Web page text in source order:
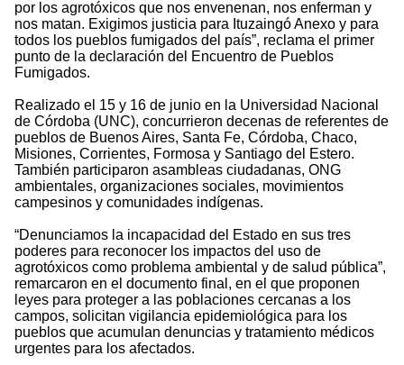
por los agrotóxicos que nos envenenan, nos enferman y
nos matan. Exigimos justicia para Ituzaingó Anexo y para
todos los pueblos fumigados del país”, reclama el primer
punto de la declaración del Encuentro de Pueblos
Fumigados.
Realizado el 15 y 16 de junio en la Universidad Nacional
de Córdoba (UNC), concurrieron decenas de referentes de
pueblos de Buenos Aires, Santa Fe, Córdoba, Chaco,
Misiones, Corrientes, Formosa y Santiago del Estero.
También participaron asambleas ciudadanas, ONG
ambientales, organizaciones sociales, movimientos
campesinos y comunidades indígenas.
“Denunciamos la incapacidad del Estado en sus tres
poderes para reconocer los impactos del uso de
agrotóxicos como problema ambiental y de salud pública”,
remarcaron en el documento final, en el que proponen
leyes para proteger a las poblaciones cercanas a los
campos, solicitan vigilancia epidemiológica para los
pueblos que acumulan denuncias y tratamiento médicos
urgentes para los afectados.